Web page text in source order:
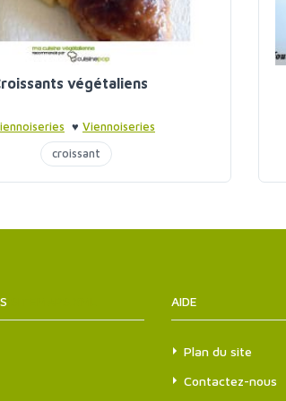
végétaliens
♥ Viennoiseries
croissant
AIDE
Plan du site
Contactez-nous